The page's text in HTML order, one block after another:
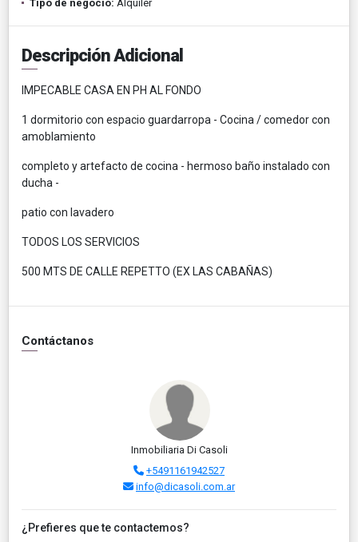
Tipo de negocio: Alquiler
Descripción Adicional
IMPECABLE CASA EN PH AL FONDO
1 dormitorio con espacio guardarropa - Cocina / comedor con
amoblamiento
completo y artefacto de cocina - hermoso baño instalado con
ducha -
patio con lavadero
TODOS LOS SERVICIOS
500 MTS DE CALLE REPETTO (EX LAS CABAÑAS)
Contáctanos
Inmobiliaria Di Casoli
+5491161942527
info@dicasoli.com.ar
¿Prefieres que te contactemos?